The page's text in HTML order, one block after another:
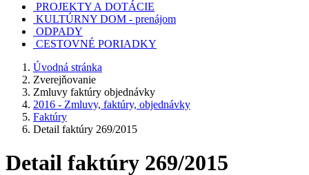
PROJEKTY A DOTÁCIE
KULTÚRNY DOM - prenájom
ODPADY
CESTOVNÉ PORIADKY
Úvodná stránka
Zverejňovanie
Zmluvy faktúry objednávky
2016 - Zmluvy, faktúry, objednávky
Faktúry
Detail faktúry 269/2015
Detail faktúry 269/2015